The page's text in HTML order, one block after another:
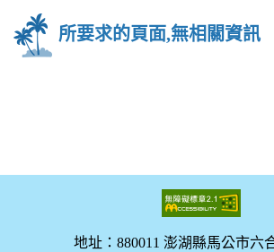
所要求的頁面,無相關資訊
地址：880011 澎湖縣馬公市六